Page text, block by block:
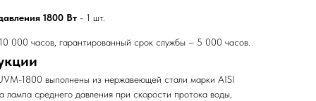
1800 Вт - 1 шт.
000 часов, гарантированный срок службы – 5 000 часов.
1800 выполнены из нержавеющей стали марки AISI
лампа среднего давления при скорости протока воды,